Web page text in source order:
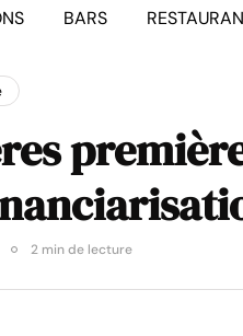
BARS
2 min de lecture